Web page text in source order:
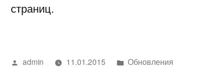
страниц.
Написано
admin 11.01.2015
Написано
Обновления